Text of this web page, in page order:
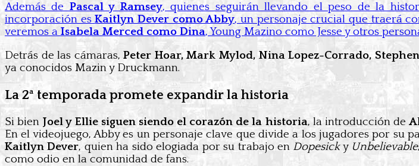
Además de Pascal y Ramsey, quienes seguirán llevando el peso de la
incorporación esKaitlyn Dever como Abby, un personaje crucial que traerá
veremos a Isabela Merced como Dina, Young Mazino como Jesse y otros
Detrás de las cámaras,Peter Hoar, Mark Mylod, Nina Lopez-Corrado,
ya conocidos Mazin y Druckmann.
La 2ª temporada promete expandir la historia
Si bien Joel y Ellie siguen siendo el corazón de la historia, la introducción de
En el videojuego, Abby es un personaje clave que divide a los jugadores por su
Kaitlyn Dever, quien ha sido elogiada por su trabajo en Dopesicky Unbelievable
como odio en la comunidad de fans.